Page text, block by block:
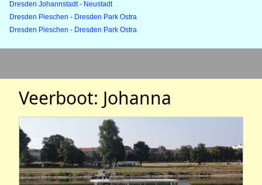
Dresden Johannstadt - Neustadt
Dresden Pieschen - Dresden Park Ostra
Dresden Pieschen - Dresden Park Ostra
Veerboot: Johanna